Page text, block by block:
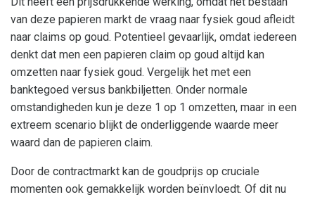
van deze papieren markt de vraag naar fysiek goud afleidt
naar claims op goud. Potentieel gevaarlijk, omdat iedereen
denkt dat men een papieren claim op goud altijd kan
omzetten naar fysiek goud. Vergelijk het met een
banktegoed versus bankbiljetten. Onder normale
omstandigheden kun je deze 1 op 1 omzetten, maar in een
extreem scenario blijkt de onderliggende waarde meer
waard dan de papieren claim.
Door de contractmarkt kan de goudprijs op cruciale
momenten ook gemakkelijk worden beïnvloedt. Of dit nu